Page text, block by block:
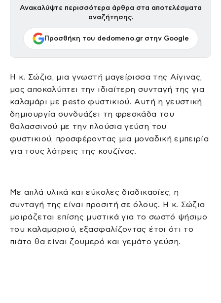
Ανακαλύψτε περισσότερα άρθρα στα αποτελέσματα
αναζήτησης.
Προσθήκη του dedomeno.gr στην Google
Η κ. Σώζια, μια γνωστή μαγείρισσα της Αίγινας,
μας αποκαλύπτει την ιδιαίτερη συνταγή της για
καλαμάρι με pesto φυστικιού. Αυτή η γευστική
δημιουργία συνδυάζει τη φρεσκάδα του
θαλασσινού με την πλούσια γεύση του
φυστικιού, προσφέροντας μια μοναδική εμπειρία
για τους λάτρεις της κουζίνας.
Με απλά υλικά και εύκολες διαδικασίες, η
συνταγή της είναι προσιτή σε όλους. Η κ. Σώζια
μοιράζεται επίσης μυστικά για το σωστό ψήσιμο
του καλαμαριού, εξασφαλίζοντας έτσι ότι το
πιάτο θα είναι ζουμερό και γεμάτο γεύση.